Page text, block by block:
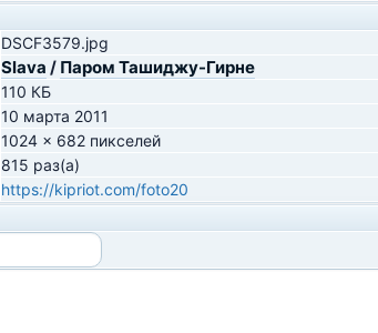
DSCF3579.jpg
Slava / Паром Ташиджу-Гирне
110 КБ
10 марта 2011
1024 x 682 пикселей
815 раз(а)
https://kipriot.com/foto20